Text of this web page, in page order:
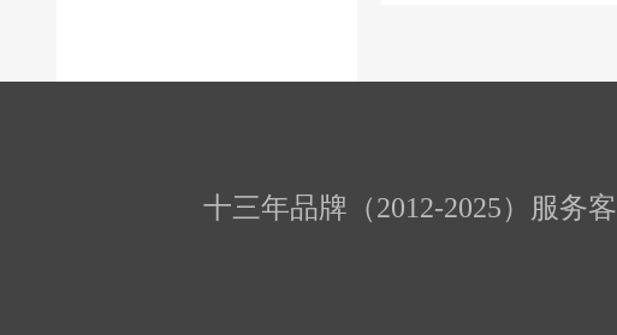
十三年品牌（2012-2025）服务